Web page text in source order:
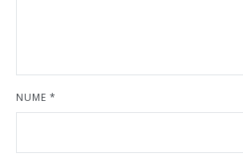
NUME *